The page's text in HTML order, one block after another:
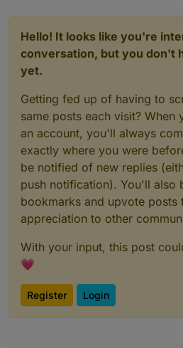
Hello! It looks like you're
conversation, but you don't
yet.
Getting fed up of having to
same posts each visit? When
an account, you'll always
exactly where you were
be notified of new replies
push notification). You'll also
bookmarks and upvote posts
appreciation to other
With your input, this post
💗
Register Login